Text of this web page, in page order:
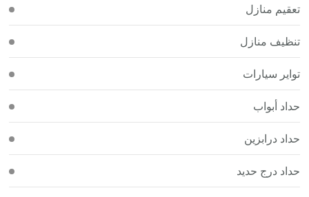
تعقيم منازل
تنظيف منازل
تواير سيارات
حداد أبواب
حداد درابزين
حداد درج حديد